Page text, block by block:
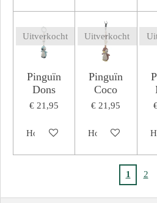
Uitverkocht
Pinguïn
Dons
€ 21,95
Houd mij op de hoogte
Uitverkocht
Pinguïn
Coco
€ 21,95
Houd mij op de
1 2